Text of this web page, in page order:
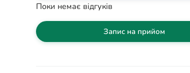
Поки немає відгуків
Запис на прийом